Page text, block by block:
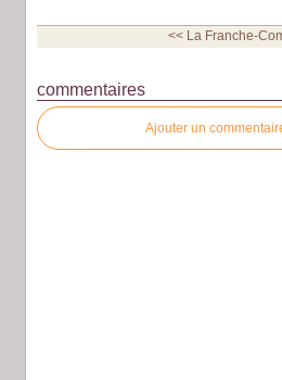
<< La Franche-
commentaires
Ajouter un